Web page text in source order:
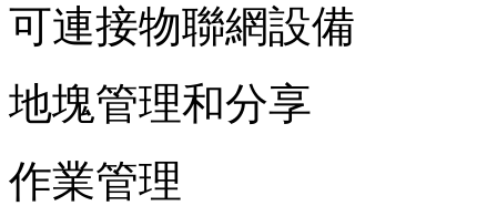
可連接物聯網設備
地塊管理和分享
作業管理